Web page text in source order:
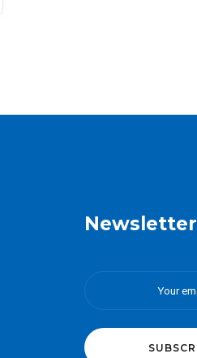
Newsletter